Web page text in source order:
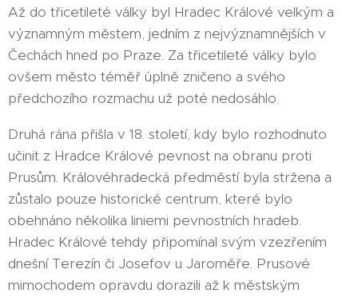
Až do třicetileté války byl Hradec Králové velkým a
významným městem, jedním z nejvýznamnějších v
Čechách hned po Praze. Za třicetileté války bylo
ovšem město téměř úplně zničeno a svého
předchozího rozmachu už poté nedosáhlo.
Druhá rána přišla v 18. století, kdy bylo rozhodnuto
učinit z Hradce Králové pevnost na obranu proti
Prusům. Královéhradecká předměstí byla stržena a
zůstalo pouze historické centrum, které bylo
obehnáno několika liniemi pevnostních hradeb.
Hradec Králové tehdy připomínal svým vzezřením
dnešní Terezín či Josefov u Jaroměře. Prusové
mimochodem opravdu dorazili až k městským